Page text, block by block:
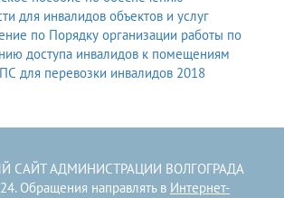
для инвалидов объектов и услуг
по Порядку организации работы по
доступа инвалидов к помещениям
для перевозки инвалидов 2018
САЙТ АДМИНИСТРАЦИИ ВОЛГОГРАДА
Обращения направлять в Интернет-